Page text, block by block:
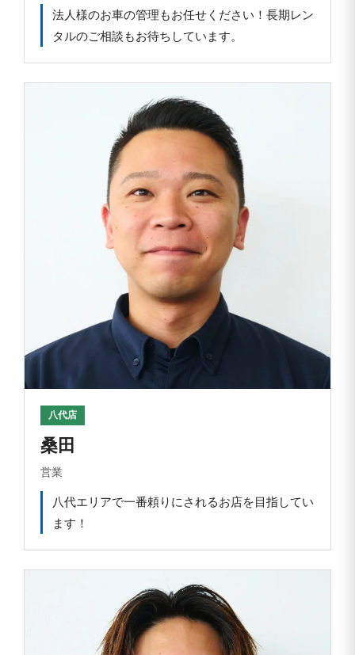
法人様のお車の管理もお任せください！長期レン
タルのご相談もお待ちしています。
八代店
桑田
営業
八代エリアで一番頼りにされるお店を目指してい
ます！